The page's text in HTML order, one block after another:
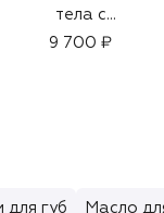
тела с
увлажняющим
9 700 ₽
губ Масло